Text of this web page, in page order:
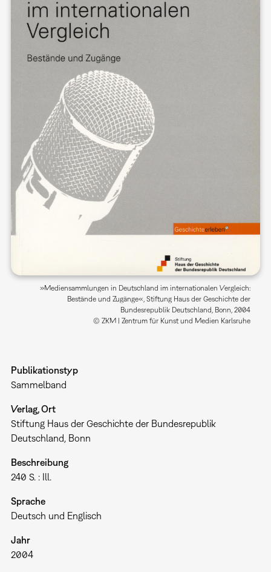
»Mediensammlungen in Deutschland im internationalen Vergleich:
Bestände und Zugänge«, Stiftung Haus der Geschichte der
Bundesrepublik Deutschland, Bonn, 2004
© ZKM | Zentrum für Kunst und Medien Karlsruhe
Publikationstyp
Sammelband
Verlag, Ort
Stiftung Haus der Geschichte der Bundesrepublik
Deutschland, Bonn
Beschreibung
240 S. : Ill.
Sprache
Deutsch und Englisch
Jahr
2004